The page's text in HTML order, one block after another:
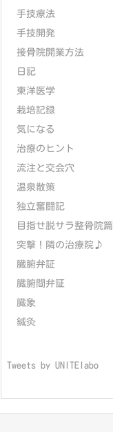
手技療法
手技開発
接骨院開業方法
日記
東洋医学
栽培記録
気になる
治療のヒント
流注と交会穴
温泉散策
独立奮闘記
目指せ脱サラ整骨院篇
突撃！隣の治療院♪
臓腑弁証
臓腑間弁証
臓象
鍼灸
Tweets by UNITElabo